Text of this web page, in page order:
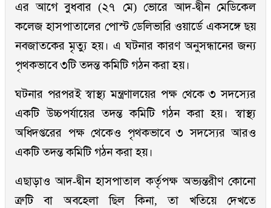
এর আগে বুধবার (২৭ মে) ভোরে আদ-দ্বীন মেডিকেল
কলেজ হাসপাতালের পোস্ট ডেলিভারি ওয়ার্ডে একসঙ্গে ছয়
নবজাতকের মৃত্যু হয়। এ ঘটনার কারণ অনুসন্ধানের জন্য
পৃথকভাবে ৩টি তদন্ত কমিটি গঠন করা হয়।
ঘটনার পরপরই স্বাস্থ্য মন্ত্রণালয়ের পক্ষ থেকে ৩ সদস্যের
একটি উচ্চপর্যায়ের তদন্ত কমিটি গঠন করা হয়। স্বাস্থ্য
অধিদপ্তরের পক্ষ থেকেও পৃথকভাবে ৩ সদস্যের আরও
একটি তদন্ত কমিটি গঠন করা হয়।
এছাড়াও আদ-দ্বীন হাসপাতাল কর্তৃপক্ষ অভ্যন্তরীণ কোনো
ত্রুটি বা অবহেলা ছিল কিনা, তা খতিয়ে দেখতে